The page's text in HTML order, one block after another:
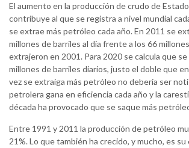
El aumento en la producción de crudo de
contribuye al que se registra a nivel mundial
se extrae más petróleo cada año. En 2011 se
millones de barriles al día frente a los 66
extrajeron en 2001. Para 2020 se calcula que
millones de barriles diarios, justo el doble que
vez se extraiga más petróleo no debería ser
petrolera gana en eficiencia cada año y la
década ha provocado que se saque más
Entre 1991 y 2011 la producción de petróleo
21%. Lo que también ha crecido, y mucho, es